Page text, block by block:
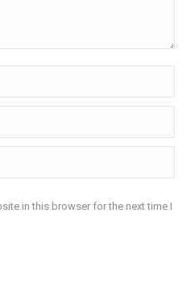
in this browser for the next time I